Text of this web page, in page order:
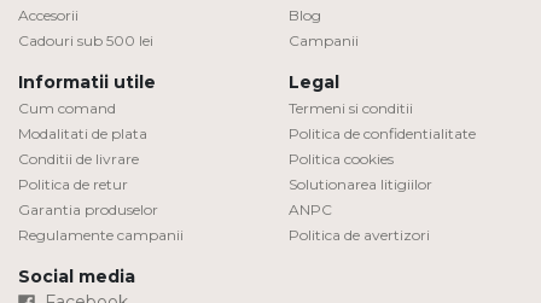
Accesorii
Cadouri sub 500 lei
Blog
Campanii
Informatii utile
Cum comand
Modalitati de plata
Conditii de livrare
Politica de retur
Garantia produselor
Regulamente campanii
Legal
Termeni si conditii
Politica de confidentialitate
Politica cookies
Solutionarea litigiilor
ANPC
Politica de avertizori
Social media